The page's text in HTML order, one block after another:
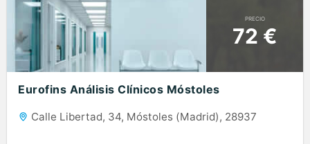
PRECIO
72 €
Eurofins Análisis Clínicos Móstoles
Calle Libertad, 34, Móstoles (Madrid), 28937